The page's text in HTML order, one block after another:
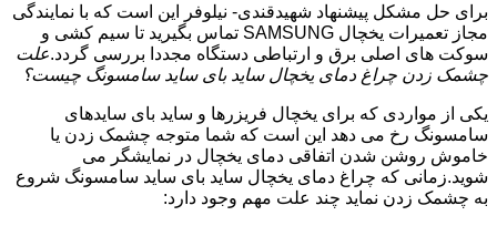
برای حل مشکل پیشنهاد شهیدقندی- نیلوفر این است که با نمایندگی
مجاز تعمیرات یخچال SAMSUNG تماس بگیرید تا سیم کشی و
سوکت های اصلی برق و ارتباطی دستگاه مجددا بررسی گردد.علت
چشمک زدن چراغ دمای یخچال ساید بای ساید سامسونگ چیست؟
یکی از مواردی که برای یخچال فریزرها و ساید بای سایدهای
سامسونگ رخ می دهد این است که شما متوجه چشمک زدن یا
خاموش روشن شدن اتفاقی دمای یخچال در نمایشگر می
شوید.زمانی که چراغ دمای یخچال ساید بای ساید سامسونگ شروع
به چشمک زدن نماید چند علت مهم وجود دارد: